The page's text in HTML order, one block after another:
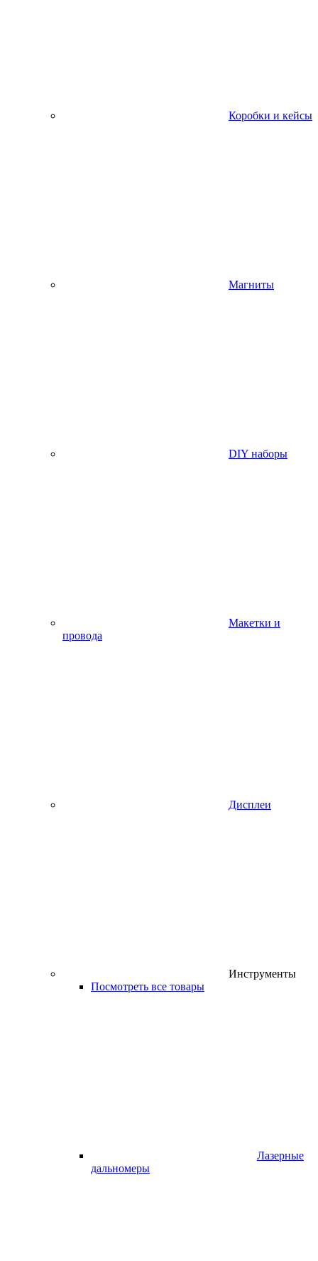
Коробки и кейсы
Магниты
DIY наборы
Макетки и
провода
Дисплеи
Инструменты
Посмотреть все товары
Лазерные
дальномеры